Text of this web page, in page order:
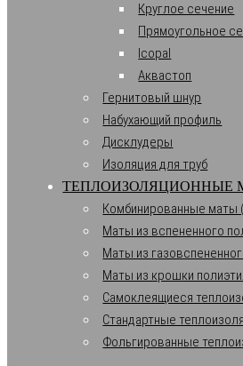
Круглое сечение
Прямоугольное
Icopal
Аквастоп
Гернитовый шнур
Набухающий профиль
Дисклудеры
Изоляция для труб
ТЕПЛОИЗОЛЯЦИОННЫЕ
Комбинированные маты
Маты из вспененного
Маты из
Маты из крошки
Самоклеящиеся
Стандартные
Фольгированные